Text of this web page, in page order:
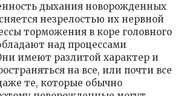
дыхания новорожденных
незрелостью их нервной
торможения в коре головного
над процессами
имеют разлитой характер и
на все, или почти все
те, которые обычно